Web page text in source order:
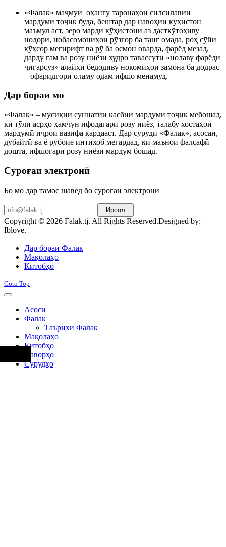
«Фалак» маҷмуи оҳангу таронаҳои силсилавии
мардуми тоҷик буда, бештар дар навоҳии куҳистон
маъмул аст, зеро марди кӯҳистонӣ аз дасткӯтоҳиву
нодорӣ, нобасомониҳои рӯзгор ба танг омада, роҳ сӯйи
кӯҳсор мегирифт ва рӯ ба осмон оварда, фарёд мезад,
дарду ғам ва розу ниёзи худро тавассути «нолаву фарёди
ҷигарсӯз» алайҳи бедодиву нокомиҳои замона ба додрас
– офаридгори оламу одам ифшо менамуд.
Дар бораи мо
«Фалак» – мусиқии суннатии касбии мардуми тоҷик мебошад,
ки тӯли асрҳо ҳамчун ифодагари розу ниёз, талабу хостаҳои
мардумӣ иҷрои вазифа кардааст. Дар суруди «Фалак», асосан,
дубайтӣ ва ё рубоие интихоб мегардад, ки маънои фалсафӣ
дошта, ифшогари розу ниёзи мардум бошад.
Суроғаи электронӣ
Бо мо дар тамос шавед бо суроғаи электронӣ
Ирсол
Copyright © 2026 Falak.tj. All Rights Reserved.Designed by:
Iblove.
Дар бораи Фалак
Мақолаҳо
Китобҳо
Goto Top
Асосӣ
Фалак
Таърихи Фалак
Мақолаҳо
Китобҳо
Наворҳо
Сурудҳо